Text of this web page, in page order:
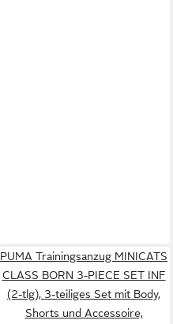
PUMA Trainingsanzug MINICATS
CLASS BORN 3-PIECE SET INF
(2-tlg), 3-teiliges Set mit Body,
Shorts und Accessoire,